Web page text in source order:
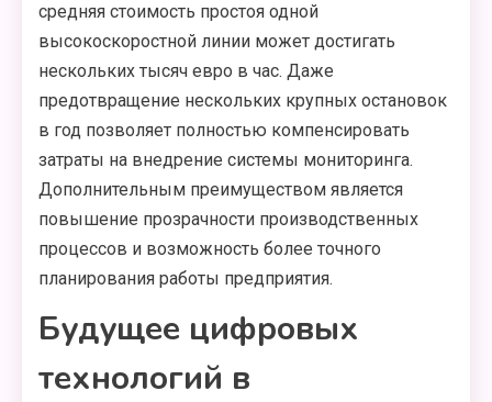
средняя стоимость простоя одной
высокоскоростной линии может достигать
нескольких тысяч евро в час. Даже
предотвращение нескольких крупных остановок
в год позволяет полностью компенсировать
затраты на внедрение системы мониторинга.
Дополнительным преимуществом является
повышение прозрачности производственных
процессов и возможность более точного
планирования работы предприятия.
Будущее цифровых
технологий в